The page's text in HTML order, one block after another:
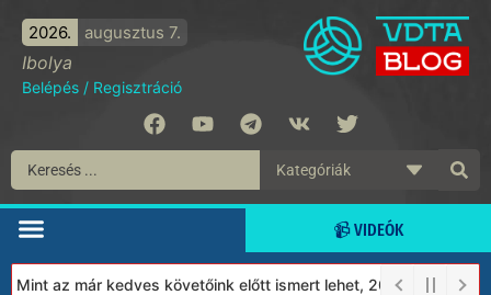
2026. augusztus 7.
Ibolya
Belépés / Regisztráció
📹 VIDEÓK
Mint az már kedves követőink előtt ismert lehet, 2023-tól a